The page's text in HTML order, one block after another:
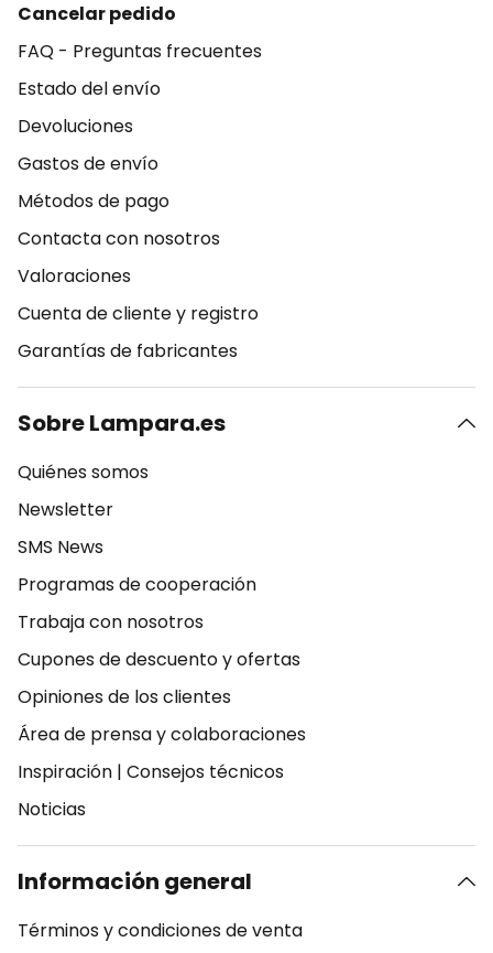
Cancelar pedido
FAQ - Preguntas frecuentes
Estado del envío
Devoluciones
Gastos de envío
Métodos de pago
Contacta con nosotros
Valoraciones
Cuenta de cliente y registro
Garantías de fabricantes
Sobre Lampara.es
Quiénes somos
Newsletter
SMS News
Programas de cooperación
Trabaja con nosotros
Cupones de descuento y ofertas
Opiniones de los clientes
Área de prensa y colaboraciones
Inspiración | Consejos técnicos
Noticias
Información general
Términos y condiciones de venta